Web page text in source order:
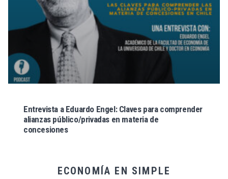
Entrevista a Eduardo Engel: Claves para comprender
alianzas público/privadas en materia de
concesiones
ECONOMÍA EN SIMPLE